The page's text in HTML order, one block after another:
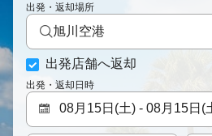
出発・返却場所
旭川空港
出発店舗へ返却
出発・返却日時